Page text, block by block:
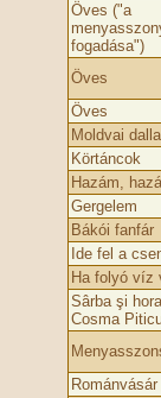
Öves ("a
fogadása")
Öves
Öves
Moldvai
Körtáncok
Hazám,
Gergelem
Bákói fanfár
Ide fel a
Ha folyó víz
Sârba şi
Cosma
Románvásár